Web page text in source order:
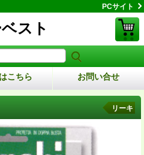
PCサイト
スト
こちら お問い合せ
リーキ